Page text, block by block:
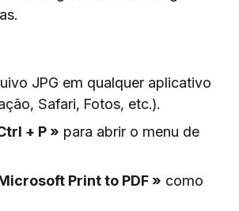
JPG em qualquer aplicativo
Safari, Fotos, etc.).
+ P » para abrir o menu de
Print to PDF » como